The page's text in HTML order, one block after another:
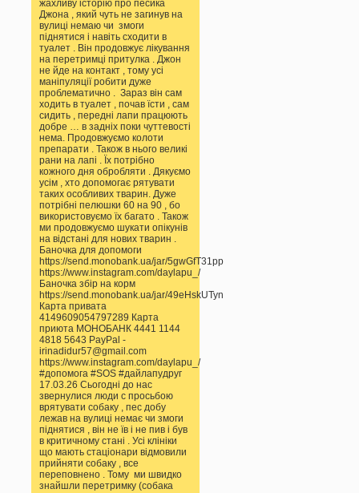
жахливу історію про песика
Джона , який чуть не загинув на
вулиці немаю чи змоги
піднятися і навіть сходити в
туалет . Він продовжує лікування
на перетримці притулка . Джон
не йде на контакт , тому усі
маніпуляції робити дуже
проблематично . Зараз він сам
ходить в туалет , почав їсти , сам
сидить , передні лапи працюють
добре … в задніх поки чуттевості
нема. Продовжуємо колоти
препарати . Також в нього великі
рани на лапі . Їх потрібно
кожного дня обробляти . Дякуємо
усім , хто допомогає рятувати
таких особливих тварин. Дуже
потрібні пелюшки 60 на 90 , бо
використовуємо їх багато . Також
ми продовжуємо шукати опікунів
на відстані для нових тварин .
Баночка для допомоги
https://send.monobank.ua/jar/5gwGfT31pp
https://www.instagram.com/daylapu_/
Баночка збір на корм
https://send.monobank.ua/jar/49eHskUTyn
Карта привата
4149609054797289 Карта
приюта МОНОБАНК 4441 1144
4818 5643 PayPal -
irinadidur57@gmail.com
https://www.instagram.com/daylapu_/
#допомога #SOS #дайлапудруг
17.03.26 Сьогодні до нас
звернулися люди с просьбою
врятувати собаку , пес добу
лежав на вулиці немає чи змоги
піднятися , він не їв і не пив і був
в критичному стані . Усі клініки
що мають стаціонари відмовили
прийняти собаку , все
переповнено . Тому ми швидко
знайшли перетримку (собака